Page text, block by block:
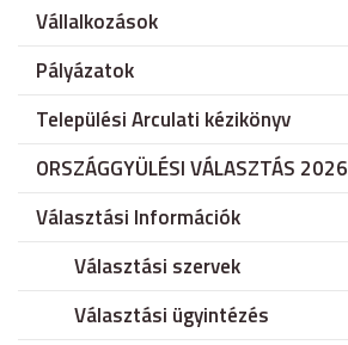
Vállalkozások
Pályázatok
Települési Arculati kézikönyv
ORSZÁGGYÜLÉSI VÁLASZTÁS 2026
Választási Információk
Választási szervek
Választási ügyintézés